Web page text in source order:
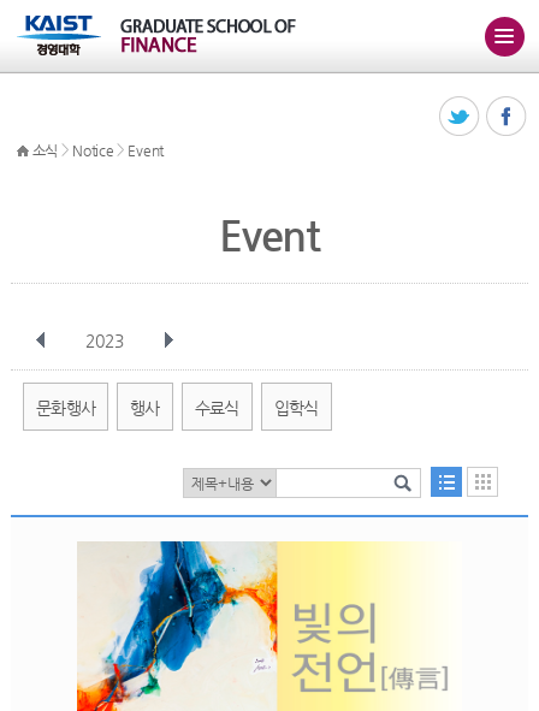
소식 > Notice > Event
Event
2023
전체 1월 2월 4월 5월 6월
문화행사 행사 수료식 입학식